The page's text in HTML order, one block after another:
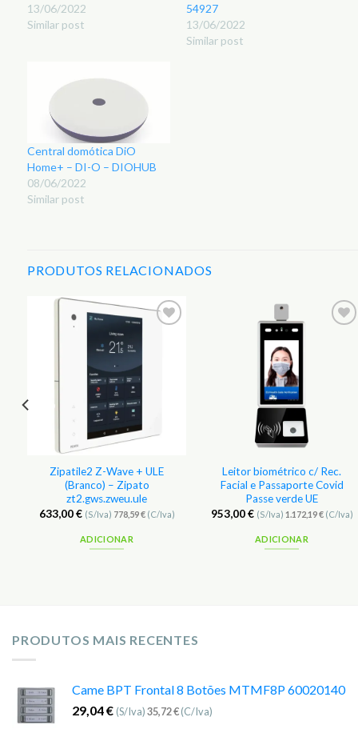
13/06/2022
Similar post
54927
13/06/2022
Similar post
Central domótica DiO
Home+ – DI-O – DIOHUB
08/06/2022
Similar post
PRODUTOS RELACIONADOS
Zipatile2 Z-Wave + ULE
(Branco) – Zipato
zt2.gws.zweu.ule
633,00€ (S/Iva) 778,59€(C/Iva)
ADICIONAR
Leitor biométrico c/ Rec.
Facial e Passaporte Covid
Passe verde UE
953,00€ (S/Iva) 1.172,19€(C/Iva)
ADICIONAR
PRODUTOS MAIS RECENTES
Came BPT Frontal 8 Botões MTMF8P 60020140
29,04€ (S/Iva)35,72€(C/Iva)